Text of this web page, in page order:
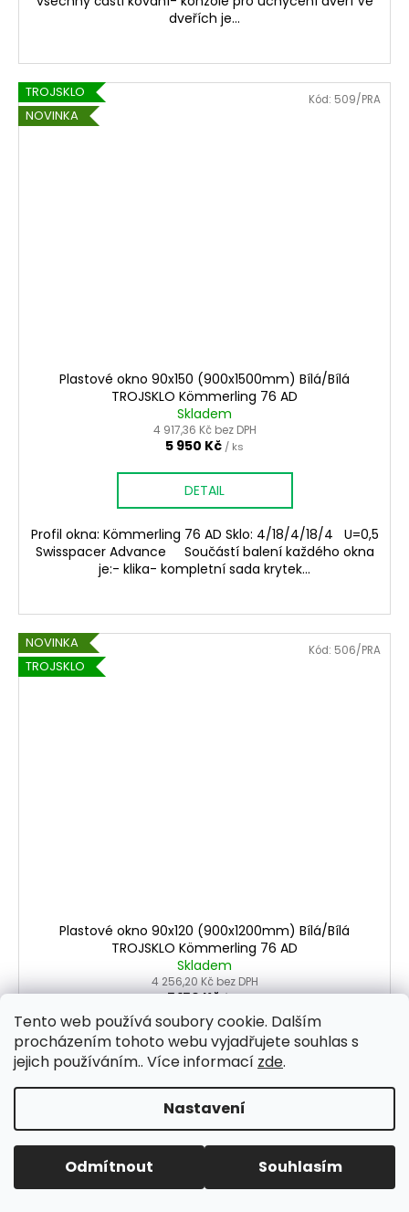
Tento web používá soubory cookie. Dalším
procházením tohoto webu vyjadřujete souhlas s
jejich používáním.. Více informací zde.
Nastavení
Odmítnout Souhlasím
dveřích je...
TROJSKLO
NOVINKA
Plastové okno 90x150 (900x1500mm) Bílá/Bílá
TROJSKLO Kömmerling 76 AD
Skladem
4 917,36 Kč bez DPH
5 950 Kč / ks
DETAIL
Profil okna: Kömmerling 76 AD Sklo: 4/18/4/18/4 U=0,5
Swisspacer Advance Součástí balení každého okna
je:- klika- kompletní sada krytek...
Kód: 509/PRA
NOVINKA
TROJSKLO
Plastové okno 90x120 (900x1200mm) Bílá/Bílá
TROJSKLO Kömmerling 76 AD
Skladem
4 256,20 Kč bez DPH
5 150 Kč/ ks
DETAIL
Profil okna: Kömmerling 76 AD Sklo: 4/18/4/18/4 U=0,5
Swisspacer Advance Součástí balení každého okna
Kód: 506/PRA
TROJSKLO